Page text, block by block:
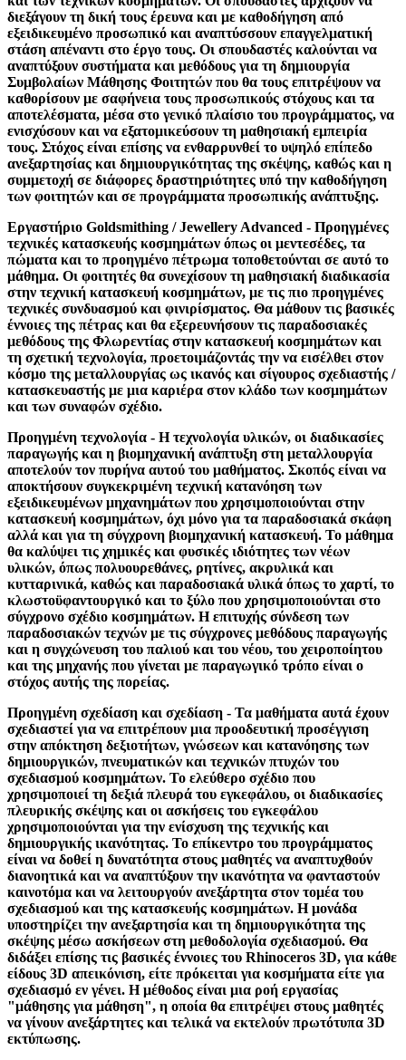
διεξάγουν τη δική τους έρευνα και με καθοδήγηση από
εξειδικευμένο προσωπικό και αναπτύσσουν επαγγελματική
στάση απέναντι στο έργο τους. Οι σπουδαστές καλούνται να
αναπτύξουν συστήματα και μεθόδους για τη δημιουργία
Συμβολαίων Μάθησης Φοιτητών που θα τους επιτρέψουν να
καθορίσουν με σαφήνεια τους προσωπικούς στόχους και τα
αποτελέσματα, μέσα στο γενικό πλαίσιο του προγράμματος, να
ενισχύσουν και να εξατομικεύσουν τη μαθησιακή εμπειρία
τους. Στόχος είναι επίσης να ενθαρρυνθεί το υψηλό επίπεδο
ανεξαρτησίας και δημιουργικότητας της σκέψης, καθώς και η
συμμετοχή σε διάφορες δραστηριότητες υπό την καθοδήγηση
των φοιτητών και σε προγράμματα προσωπικής ανάπτυξης.
Εργαστήριο Goldsmithing / Jewellery Advanced - Προηγμένες
τεχνικές κατασκευής κοσμημάτων όπως οι μεντεσέδες, τα
πώματα και το προηγμένο πέτρωμα τοποθετούνται σε αυτό το
μάθημα. Οι φοιτητές θα συνεχίσουν τη μαθησιακή διαδικασία
στην τεχνική κατασκευή κοσμημάτων, με τις πιο προηγμένες
τεχνικές συνδυασμού και φινιρίσματος. Θα μάθουν τις βασικές
έννοιες της πέτρας και θα εξερευνήσουν τις παραδοσιακές
μεθόδους της Φλωρεντίας στην κατασκευή κοσμημάτων και
τη σχετική τεχνολογία, προετοιμάζοντάς την να εισέλθει στον
κόσμο της μεταλλουργίας ως ικανός και σίγουρος σχεδιαστής /
κατασκευαστής με μια καριέρα στον κλάδο των κοσμημάτων
και των συναφών σχέδιο.
Προηγμένη τεχνολογία - Η τεχνολογία υλικών, οι διαδικασίες
παραγωγής και η βιομηχανική ανάπτυξη στη μεταλλουργία
αποτελούν τον πυρήνα αυτού του μαθήματος. Σκοπός είναι να
αποκτήσουν συγκεκριμένη τεχνική κατανόηση των
εξειδικευμένων μηχανημάτων που χρησιμοποιούνται στην
κατασκευή κοσμημάτων, όχι μόνο για τα παραδοσιακά σκάφη
αλλά και για τη σύγχρονη βιομηχανική κατασκευή. Το μάθημα
θα καλύψει τις χημικές και φυσικές ιδιότητες των νέων
υλικών, όπως πολυουρεθάνες, ρητίνες, ακρυλικά και
κυτταρινικά, καθώς και παραδοσιακά υλικά όπως το χαρτί, το
κλωστοϋφαντουργικό και το ξύλο που χρησιμοποιούνται στο
σύγχρονο σχέδιο κοσμημάτων. Η επιτυχής σύνδεση των
παραδοσιακών τεχνών με τις σύγχρονες μεθόδους παραγωγής
και η συγχώνευση του παλιού και του νέου, του χειροποίητου
και της μηχανής που γίνεται με παραγωγικό τρόπο είναι ο
στόχος αυτής της πορείας.
Προηγμένη σχεδίαση και σχεδίαση - Τα μαθήματα αυτά έχουν
σχεδιαστεί για να επιτρέπουν μια προοδευτική προσέγγιση
στην απόκτηση δεξιοτήτων, γνώσεων και κατανόησης των
δημιουργικών, πνευματικών και τεχνικών πτυχών του
σχεδιασμού κοσμημάτων. Το ελεύθερο σχέδιο που
χρησιμοποιεί τη δεξιά πλευρά του εγκεφάλου, οι διαδικασίες
πλευρικής σκέψης και οι ασκήσεις του εγκεφάλου
χρησιμοποιούνται για την ενίσχυση της τεχνικής και
δημιουργικής ικανότητας. Το επίκεντρο του προγράμματος
είναι να δοθεί η δυνατότητα στους μαθητές να αναπτυχθούν
διανοητικά και να αναπτύξουν την ικανότητα να φανταστούν
καινοτόμα και να λειτουργούν ανεξάρτητα στον τομέα του
σχεδιασμού και της κατασκευής κοσμημάτων. Η μονάδα
υποστηρίζει την ανεξαρτησία και τη δημιουργικότητα της
σκέψης μέσω ασκήσεων στη μεθοδολογία σχεδιασμού. Θα
διδάξει επίσης τις βασικές έννοιες του Rhinoceros 3D, για κάθε
είδους 3D απεικόνιση, είτε πρόκειται για κοσμήματα είτε για
σχεδιασμό εν γένει. Η μέθοδος είναι μια ροή εργασίας
"μάθησης για μάθηση", η οποία θα επιτρέψει στους μαθητές
να γίνουν ανεξάρτητες και τελικά να εκτελούν πρωτότυπα 3D
εκτύπωσης.